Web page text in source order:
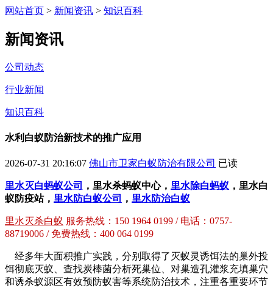
网站首页 > 新闻资讯 > 知识百科
新闻资讯
公司动态
行业新闻
知识百科
水利白蚁防治新技术的推广应用
2026-07-31 20:16:07 佛山市卫家白蚁防治有限公司 已读
里水灭白蚂蚁公司 ，里水杀蚂蚁中心， 里水除白蚂蚁 ，里水白
蚁防疫站， 里水防白蚁公司 ， 里水防治白蚁
里水灭杀白蚁 服务热线：150 1964 0199 / 电话：0757-
88719006 / 免费热线：400 064 0199
经多年大面积推广实践，分别取得了灭蚁灵诱饵法的巢外投
饵彻底灭蚁、查找炭棒菌分析死巢位、对巢造孔灌浆充填巢穴
和诱杀蚁源区有效预防蚁害等系统防治技术，注重各重要环节